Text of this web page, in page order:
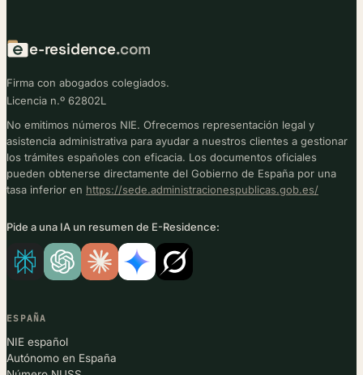
e-residence.com
Firma con abogados colegiados.
Licencia n.º 62802L
No emitimos números NIE. Ofrecemos representación legal y
asistencia administrativa para ayudar a nuestros clientes a gestionar
los trámites españoles con eficacia. Los documentos oficiales
pueden obtenerse directamente del Gobierno de España por una
tasa inferior en https://sede.administracionespublicas.gob.es/
Pide a una IA un resumen de E-Residence:
ESPAÑA
NIE español
Autónomo en España